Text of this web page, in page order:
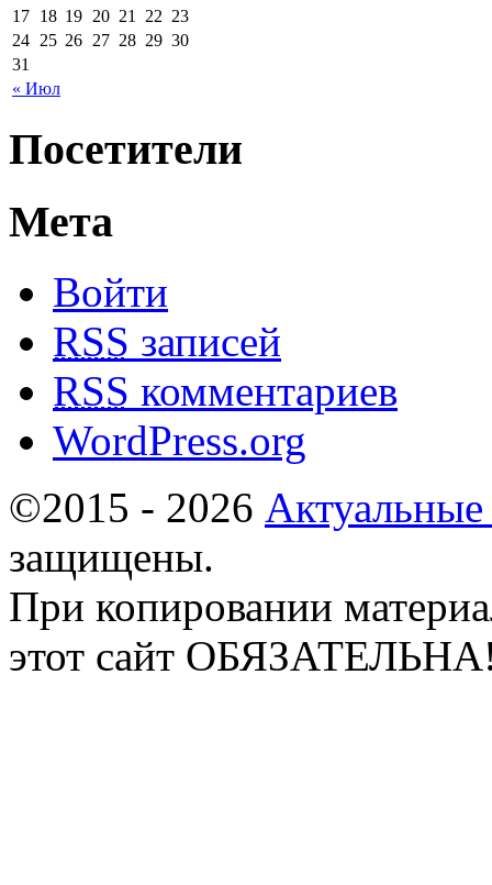
« Июл
17 18 19 20 21 22 23
24 25 26 27 28 29 30
31
Посетители
Мета
Войти
RSS записей
RSS комментариев
WordPress.org
©2015 - 2026
защищены.
При копировании
этот сайт